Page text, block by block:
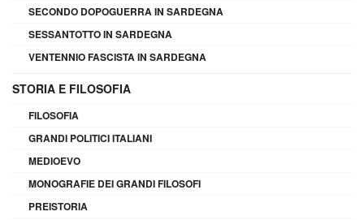
SECONDO DOPOGUERRA IN SARDEGNA
SESSANTOTTO IN SARDEGNA
VENTENNIO FASCISTA IN SARDEGNA
STORIA E FILOSOFIA
FILOSOFIA
GRANDI POLITICI ITALIANI
MEDIOEVO
MONOGRAFIE DEI GRANDI FILOSOFI
PREISTORIA